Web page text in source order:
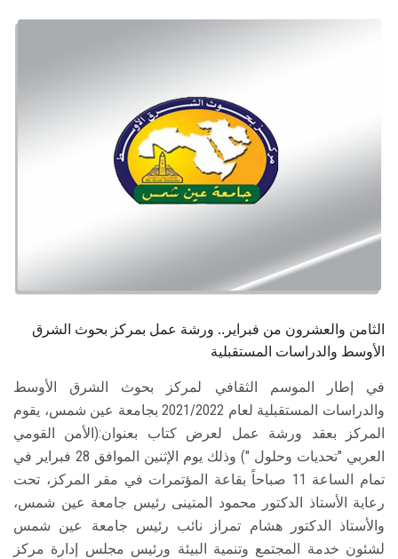
الزائـرون
سجل الان
الثامن والعشرون من فبراير.. ورشة عمل بمركز بحوث الشرق
الأوسط والدراسات المستقبلية
في إطار الموسم الثقافي لمركز بحوث الشرق الأوسط
والدراسات المستقبلية لعام 2021/2022 بجامعة عين شمس، يقوم
المركز بعقد ورشة عمل لعرض كتاب بعنوان:(الأمن القومي
العربي "تحديات وحلول ") وذلك يوم الإثنين الموافق 28 فبراير في
تمام الساعة 11 صباحاً بقاعة المؤتمرات في مقر المركز، تحت
رعاية الأستاذ الدكتور محمود المتينى رئيس جامعة عين شمس،
والأستاذ الدكتور هشام تمراز نائب رئيس جامعة عين شمس
لشئون خدمة المجتمع وتنمية البيئة ورئيس مجلس إدارة مركز